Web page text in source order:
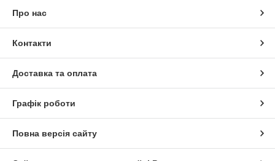
Про нас
Контакти
Доставка та оплата
Графік роботи
Повна версія сайту